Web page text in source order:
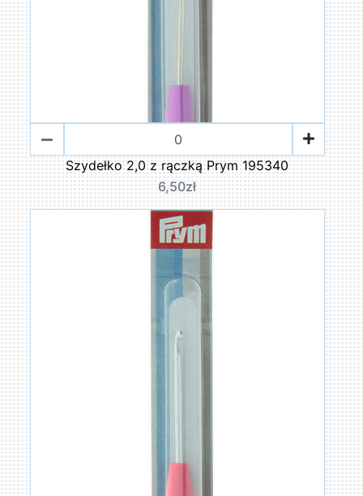
Szydełko 2,0 z rączką Prym 195340
6,50zł